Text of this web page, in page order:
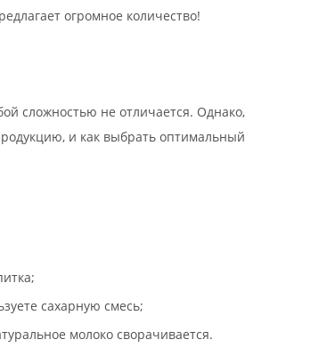
огромное количество!
сложностью не отличается. Однако,
и как выбрать оптимальный
сахарную смесь;
молоко сворачивается.